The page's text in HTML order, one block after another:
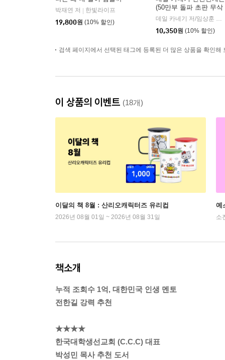
박재연 저
한빛라이프
19,800원 (10% 할인)
(50만부 돌파 초판 무삭
제 완역본)
데일 카네기 저/임상훈 역
10,350원 (10% 할인)
검색 페이지에서 선택된 태그에 등록된 더 많은 상품을 확인해
이 상품의 이벤트 (18개)
이달의 책 8월 : 산리오캐릭터즈 유리컵
2026년 08월 01일 ~ 2026년 08월 31일
예
소
책소개
누적 조회수 1억, 대한민국 인생 멘토
전한길 강력 추천
★★★★
한국대학생선교회 (C.C.C) 대표
박성민 목사 추천 도서